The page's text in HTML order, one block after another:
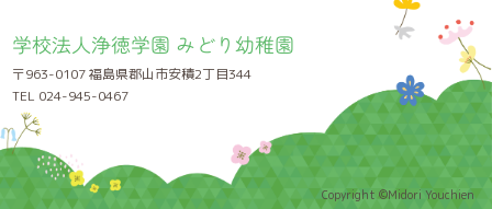
学校法人浄徳学園 みどり幼稚園
〒963-0107 福島県郡山市安積2丁目344
TEL 024-945-0467
Copyright ©Midori Youchien